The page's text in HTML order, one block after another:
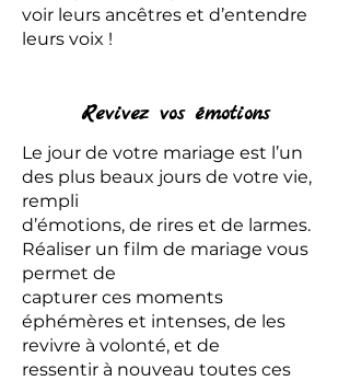
voir leurs ancêtres et d’entendre
leurs voix !
Revivez vos émotions
Le jour de votre mariage est l’un
des plus beaux jours de votre vie,
rempli
d’émotions, de rires et de larmes.
Réaliser un film de mariage vous
permet de
capturer ces moments
éphémères et intenses, de les
revivre à volonté, et de
ressentir à nouveau toutes ces